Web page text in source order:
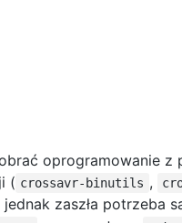
oprogramowanie z
( crossavr-binutils ,
zaszła potrzeba